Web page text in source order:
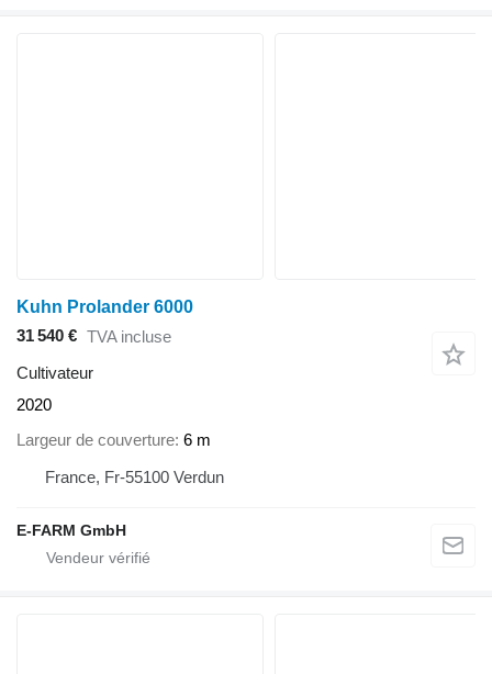
Kuhn Prolander 6000
31 540 € TVA incluse
Cultivateur
2020
Largeur de couverture 6 m
France, Fr-55100 Verdun
E-FARM GmbH